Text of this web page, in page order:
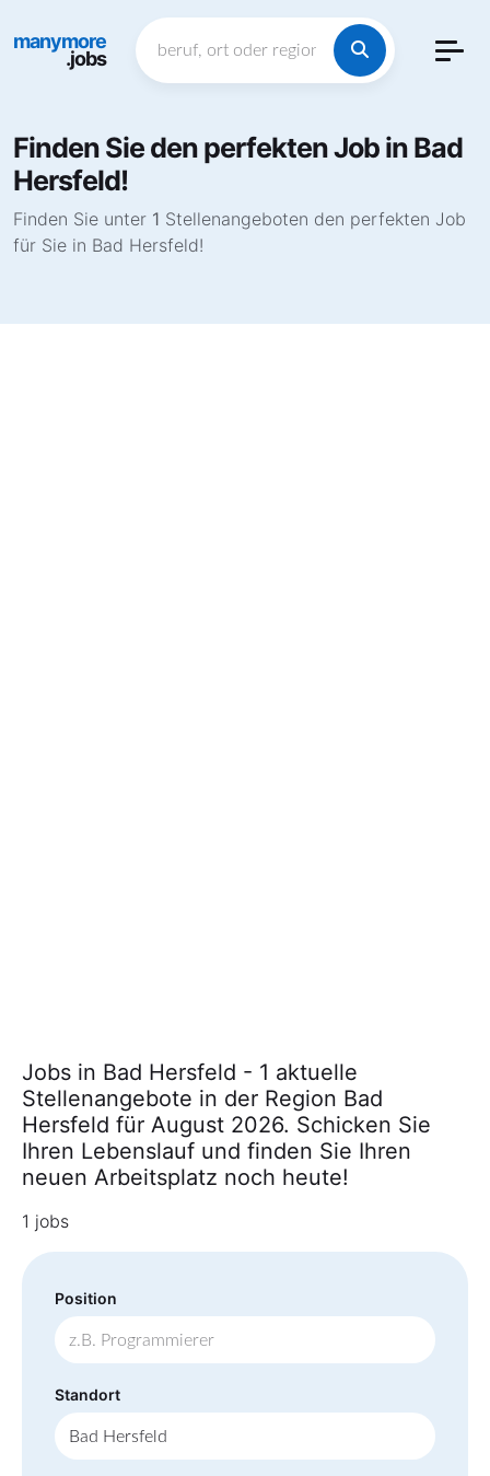
manymore
.jobs
Finden Sie den perfekten Job in Bad
Hersfeld!
Finden Sie unter 1 Stellenangeboten den perfekten Job
für Sie in Bad Hersfeld!
Jobs in Bad Hersfeld - 1 aktuelle
Stellenangebote in der Region Bad
Hersfeld für August 2026. Schicken Sie
Ihren Lebenslauf und finden Sie Ihren
neuen Arbeitsplatz noch heute!
1 jobs
Position
Standort